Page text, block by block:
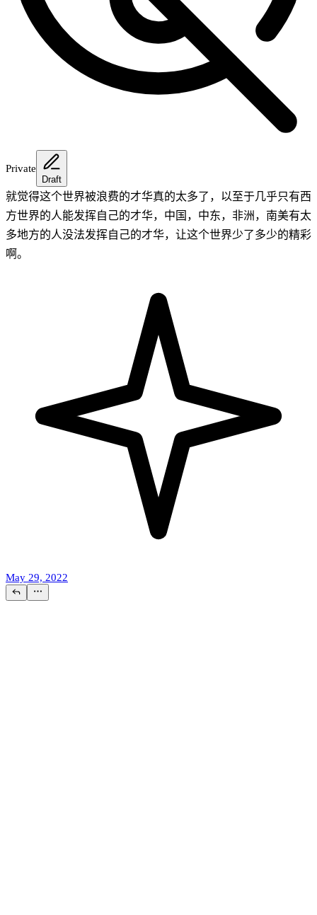
Private
Draft
就觉得这个世界被浪费的才华真的太多了，以至于几乎只有西
方世界的人能发挥自己的才华，中国，中东，非洲，南美有太
多地方的人没法发挥自己的才华，让这个世界少了多少的精彩
啊。
May 29, 2022